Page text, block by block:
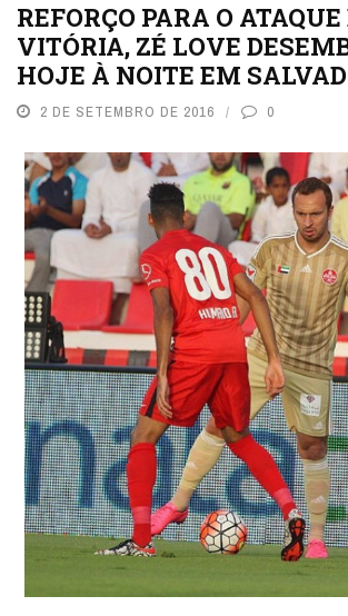
REFORÇO PARA O ATAQUE
VITÓRIA, ZÉ LOVE
HOJE À NOITE EM
2 DE SETEMBRO DE 2016 0